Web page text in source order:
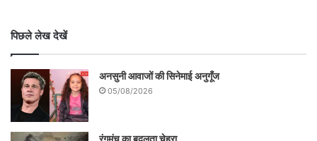
पिछले लेख देखें
अनसुनी आवाजों की सिनेमाई अनुगूँज
05/08/2026
रंगमंच का बदलता चेहरा